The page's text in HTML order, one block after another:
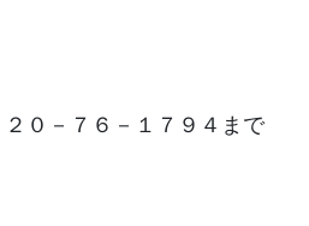
０－７６－１７９４まで